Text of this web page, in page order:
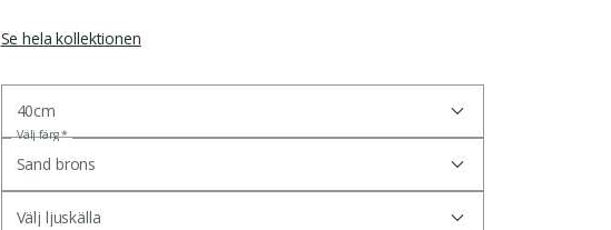
Se hela kollektionen
40cm
Välj färg*
Sand brons
Välj ljuskälla